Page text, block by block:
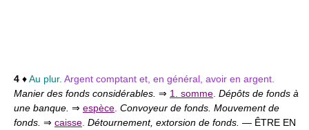
4 ♦Au plur. Argent comptant et, en général, avoir en argent.
Manier des fonds considérables. ⇒ 1. somme Dépôts de fonds à
une banque. ⇒ espèce Convoyeur de fonds. Mouvement de
fonds. ⇒ caisse Détournement, extorsion de fonds. — ÊTRE EN